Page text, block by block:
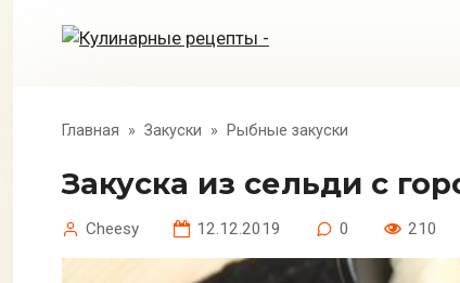
Главная » Закуски » Рыбные закуски
Закуска из сельди с
Cheesy 12.12.2019 0 210